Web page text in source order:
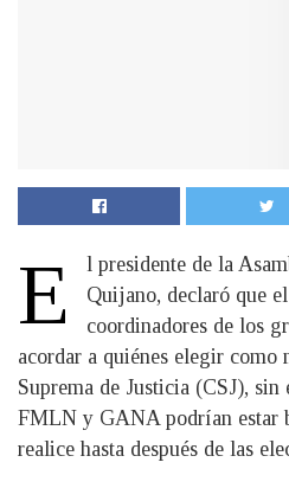
E
l presidente de la
Quijano, declaró que
coordinadores de los
acordar a quiénes elegir como
Suprema de Justicia (CSJ),
FMLN y GANA podrían estar
realice hasta después de las